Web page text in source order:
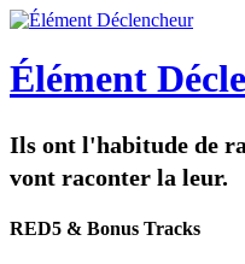
Élément
Ils ont l'habitude de
vont raconter la leur.
RED5 & Bonus Tracks